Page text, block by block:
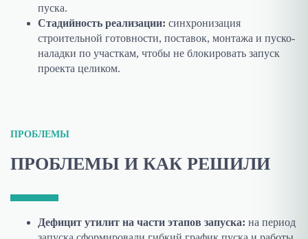
пуска.
Стадийность реализации: синхронизация
строительной готовности, поставок, монтажа и пуско-
наладки по участкам, чтобы не блокировать запуск
проекта целиком.
ПРОБЛЕМЫ
ПРОБЛЕМЫ И КАК РЕШИЛИ
Дефицит утилит на части этапов запуска: на период